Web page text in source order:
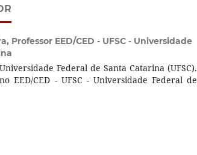
Professor EED/CED - UFSC - Universidade
Federal de Santa Catarina (UFSC).
EED/CED - UFSC - Universidade Federal de